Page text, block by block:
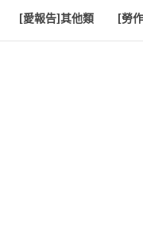
[愛報告]其他類 [勞